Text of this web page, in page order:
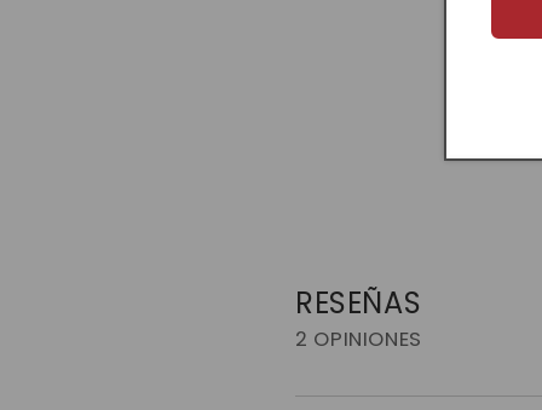
RESEÑAS
2 OPINIONES